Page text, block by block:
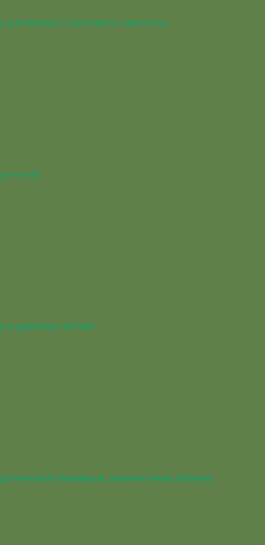
для йеменских и пантеровых хамелеонов
для игуан
для древесных лягушек
для гекконов (бананоедов, гекконов токки, фельзум)